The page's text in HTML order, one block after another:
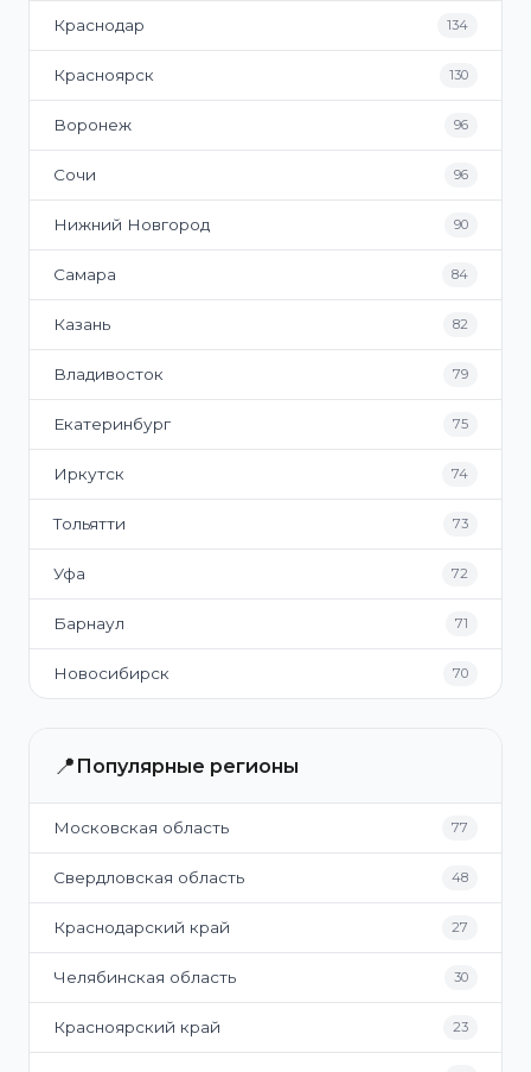
Краснодар 134
Красноярск 130
Воронеж 96
Сочи 96
Нижний Новгород 90
Самара 84
Казань 82
Владивосток 79
Екатеринбург 75
Иркутск 74
Тольятти 73
Уфа 72
Барнаул 71
Новосибирск 70
📍 Популярные регионы
Московская область 77
Свердловская область 48
Краснодарский край 27
Челябинская область 30
Красноярский край 23